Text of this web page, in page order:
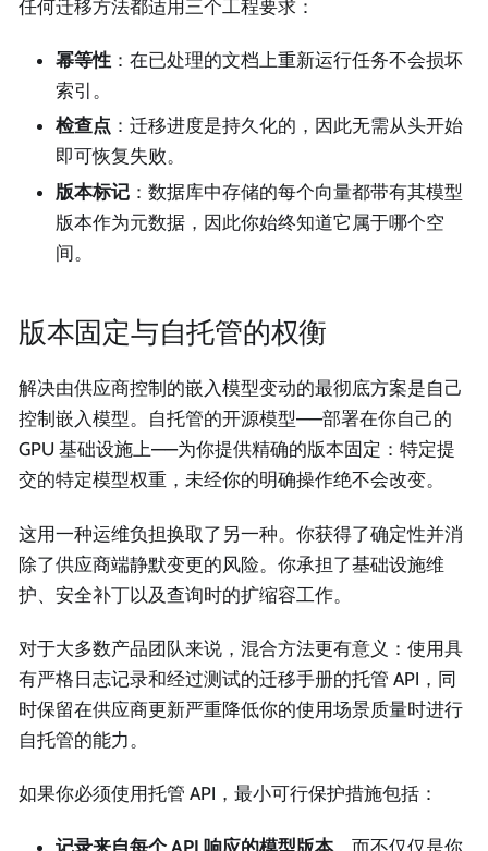
任何迁移方法都适用三个工程要求：
幂等性 ：在已处理的文档上重新运行任务不会损坏
索引。
检查点 ：迁移进度是持久化的，因此无需从头开始
即可恢复失败。
版本标记 ：数据库中存储的每个向量都带有其模型
版本作为元数据，因此你始终知道它属于哪个空
间。
版本固定与自托管的权衡
解决由供应商控制的嵌入模型变动的最彻底方案是自己
控制嵌入模型。自托管的开源模型——部署在你自己的
GPU 基础设施上——为你提供精确的版本固定：特定提
交的特定模型权重，未经你的明确操作绝不会改变。
这用一种运维负担换取了另一种。你获得了确定性并消
除了供应商端静默变更的风险。你承担了基础设施维
护、安全补丁以及查询时的扩缩容工作。
对于大多数产品团队来说，混合方法更有意义：使用具
有严格日志记录和经过测试的迁移手册的托管 API，同
时保留在供应商更新严重降低你的使用场景质量时进行
自托管的能力。
如果你必须使用托管 API，最小可行保护措施包括：